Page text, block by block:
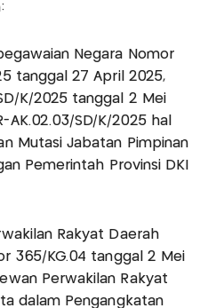
Negara Nomor
tanggal 27 April 2025,
K/2025 tanggal 2 Mei
SD/K/2025 hal
Mutasi Jabatan Pimpinan
Pemerintah Provinsi DKI
Rakyat Daerah
365/KG.04 tanggal 2 Mei
Perwakilan Rakyat
dalam Pengangkatan